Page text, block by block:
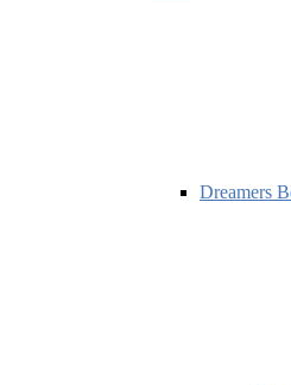
Dreamers